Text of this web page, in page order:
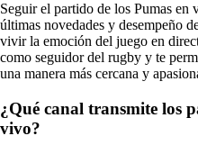
Seguir el partido de los Pumas en
últimas novedades y desempeño
vivir la emoción del juego en
como seguidor del rugby y te
una manera más cercana y
¿Qué canal transmite los
vivo?